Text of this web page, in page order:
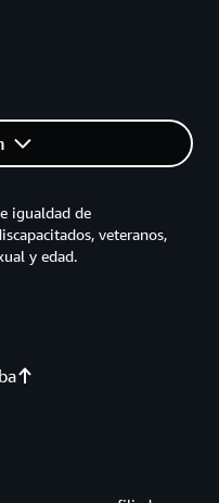
igualdad de
veteranos,
y edad.